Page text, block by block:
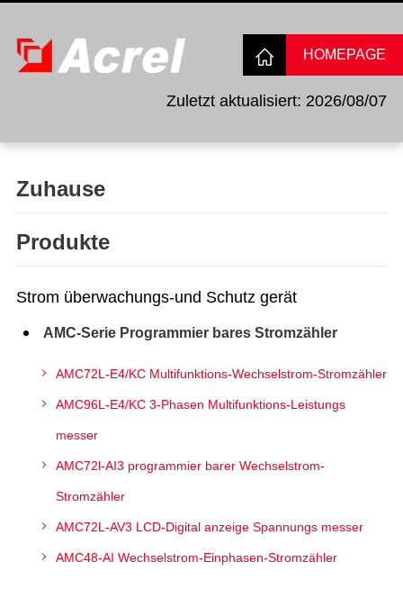
Zuletzt aktualisiert: 2026/08/07
HOMEPAGE
Zuhause
Produkte
Strom überwachungs-und Schutz gerät
AMC-Serie Programmier bares Stromzähler
AMC72L-E4/KC Multifunktions-Wechselstrom-Stromzähler
AMC96L-E4/KC 3-Phasen Multifunktions-Leistungs
messer
AMC72l-AI3 programmier barer Wechselstrom-
Stromzähler
AMC72L-AV3 LCD-Digital anzeige Spannungs messer
AMC48-AI Wechselstrom-Einphasen-Stromzähler